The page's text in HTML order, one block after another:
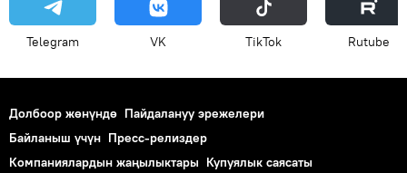
Telegram VK ТikТоk Rutube
Долбоор жөнүндө Пайдалануу эрежелери
Байланыш үчүн Пресс-релиздер
Компаниялардын жаңылыктары Купуялык саясаты